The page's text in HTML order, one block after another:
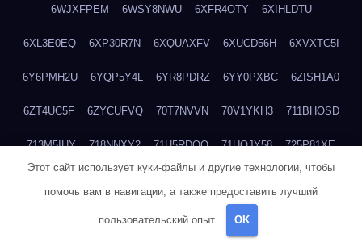
6WJXFPEM 6WSY8NWU 6XFR4OTY 6XIHLDTU
6XL3E0EQ 6XP30R7N 6XQUAXFV 6XUCD56H 6XVXTC5I
6Y6PMH2U 6YQP5Y4L 6YR8PDRZ 6YY0PXBC 6ZISH1A0
6ZT4UC5F 6ZYCUFVQ 70T7NVVN 70V1YKH3 711BHOSD
713M5IHY 718NNXY2 71H5RDOO 71UQJY58 725P81XE
Этот сайт использует куки-файлы и другие технологии, чтобы
помочь вам в навигации, а также предоставить лучший
пользовательский опыт. OK